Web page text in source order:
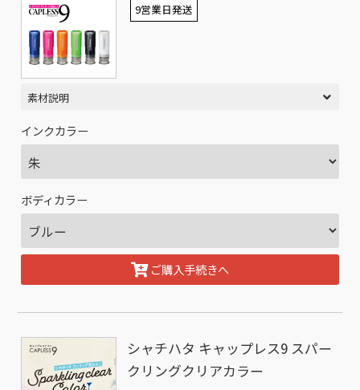
9営業日発送
素材説明
インクカラー
ボディカラー
ご購入手続きへ
シャチハタ キャップレス9 スパー
クリングクリアカラー